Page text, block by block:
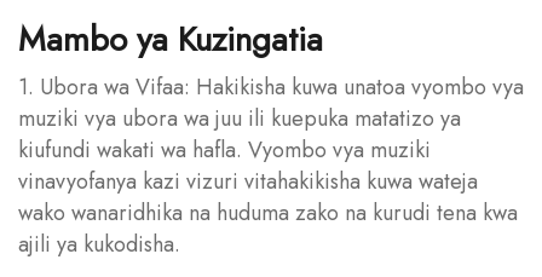
Mambo ya Kuzingatia
1. Ubora wa Vifaa: Hakikisha kuwa unatoa vyombo vya
muziki vya ubora wa juu ili kuepuka matatizo ya
kiufundi wakati wa hafla. Vyombo vya muziki
vinavyofanya kazi vizuri vitahakikisha kuwa wateja
wako wanaridhika na huduma zako na kurudi tena kwa
ajili ya kukodisha.